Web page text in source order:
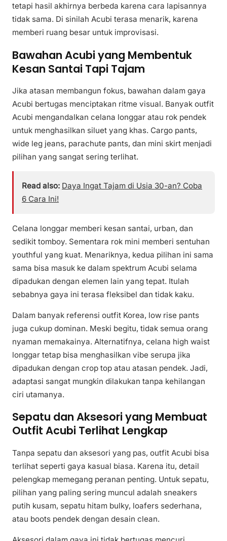
tetapi hasil akhirnya berbeda karena cara lapisannya
tidak sama. Di sinilah Acubi terasa menarik, karena
memberi ruang besar untuk improvisasi.
Bawahan Acubi yang Membentuk
Kesan Santai Tapi Tajam
Jika atasan membangun fokus, bawahan dalam gaya
Acubi bertugas menciptakan ritme visual. Banyak outfit
Acubi mengandalkan celana longgar atau rok pendek
untuk menghasilkan siluet yang khas. Cargo pants,
wide leg jeans, parachute pants, dan mini skirt menjadi
pilihan yang sangat sering terlihat.
Read also: Daya Ingat Tajam di Usia 30-an? Coba
6 Cara Ini!
Celana longgar memberi kesan santai, urban, dan
sedikit tomboy. Sementara rok mini memberi sentuhan
youthful yang kuat. Menariknya, kedua pilihan ini sama
sama bisa masuk ke dalam spektrum Acubi selama
dipadukan dengan elemen lain yang tepat. Itulah
sebabnya gaya ini terasa fleksibel dan tidak kaku.
Dalam banyak referensi outfit Korea, low rise pants
juga cukup dominan. Meski begitu, tidak semua orang
nyaman memakainya. Alternatifnya, celana high waist
longgar tetap bisa menghasilkan vibe serupa jika
dipadukan dengan crop top atau atasan pendek. Jadi,
adaptasi sangat mungkin dilakukan tanpa kehilangan
ciri utamanya.
Sepatu dan Aksesori yang Membuat
Outfit Acubi Terlihat Lengkap
Tanpa sepatu dan aksesori yang pas, outfit Acubi bisa
terlihat seperti gaya kasual biasa. Karena itu, detail
pelengkap memegang peranan penting. Untuk sepatu,
pilihan yang paling sering muncul adalah sneakers
putih kusam, sepatu hitam bulky, loafers sederhana,
atau boots pendek dengan desain clean.